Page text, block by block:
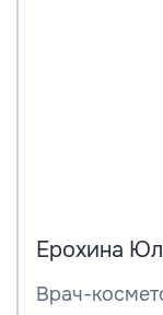
Ерохина
Врач-